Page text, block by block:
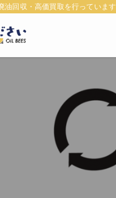
油回収・高価買取を行っています